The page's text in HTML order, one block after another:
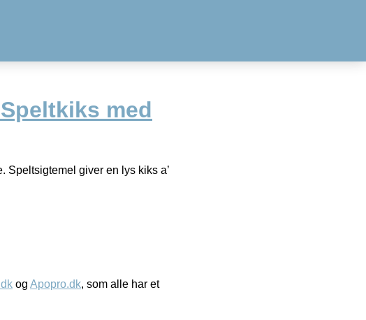
med
Speltsigtemel giver en lys kiks a’
og Apopro.dk, som alle har et